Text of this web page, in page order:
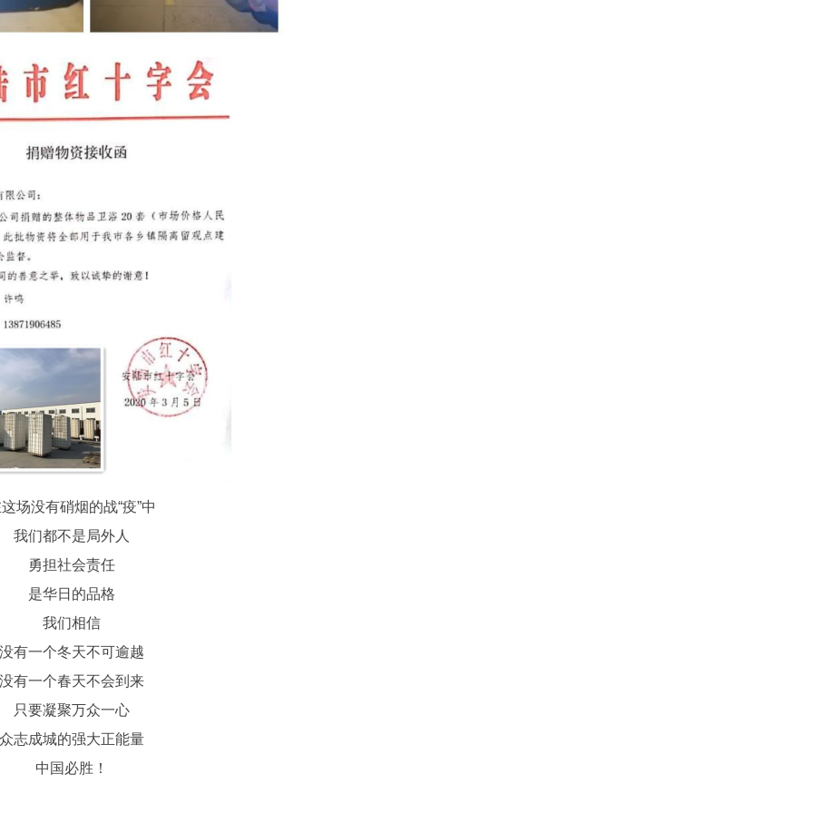
场没有硝烟的战“疫”中
我们都不是局外人
勇担社会责任
是华日的品格
我们相信
没有一个冬天不可逾越
没有一个春天不会到来
只要凝聚万众一心
众志成城的强大正能量
中国必胜！